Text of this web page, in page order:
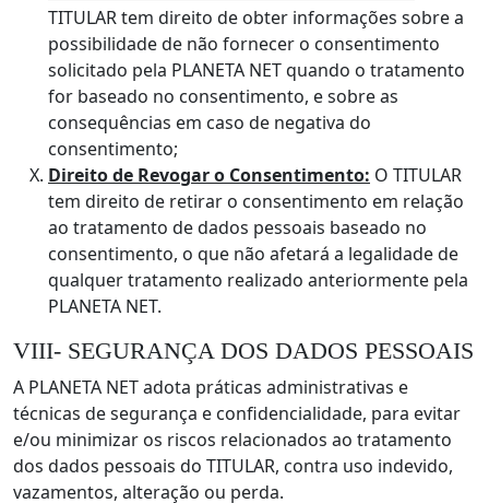
TITULAR tem direito de obter informações sobre a
possibilidade de não fornecer o consentimento
solicitado pela PLANETA NET quando o tratamento
for baseado no consentimento, e sobre as
consequências em caso de negativa do
consentimento;
Direito de Revogar o Consentimento: O TITULAR
tem direito de retirar o consentimento em relação
ao tratamento de dados pessoais baseado no
consentimento, o que não afetará a legalidade de
qualquer tratamento realizado anteriormente pela
PLANETA NET.
VIII- SEGURANÇA DOS DADOS PESSOAIS
A PLANETA NET adota práticas administrativas e
técnicas de segurança e confidencialidade, para evitar
e/ou minimizar os riscos relacionados ao tratamento
dos dados pessoais do TITULAR, contra uso indevido,
vazamentos, alteração ou perda.